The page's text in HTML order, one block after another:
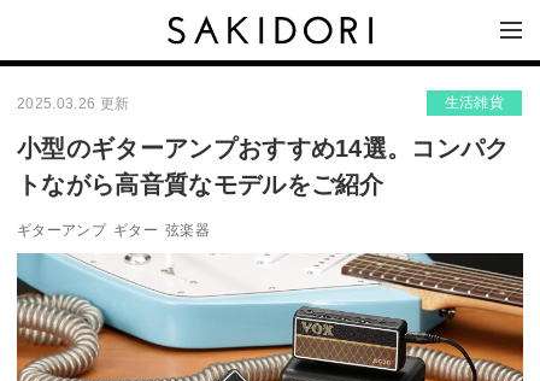
2025.03.26 更新 生活雑貨
小型のギターアンプおすすめ14選。コンパク
トながら高音質なモデルをご紹介
ギターアンプ ギター 弦楽器